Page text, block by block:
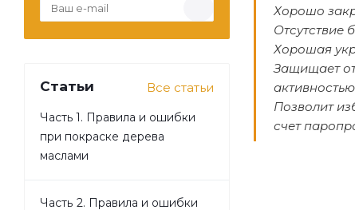
Хорошо
Отсутствие
Хорошая
Защищает
Позволит
счет
Статьи Все статьи
Часть 1. Правила и ошибки
при покраске дерева
маслами
Часть 2. Правила и ошибки